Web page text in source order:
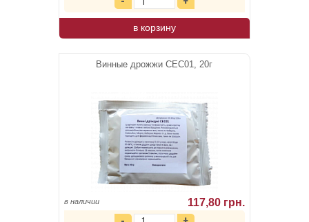
в корзину
Винные дрожжи CEC01, 20г
в наличии 117,80 грн.